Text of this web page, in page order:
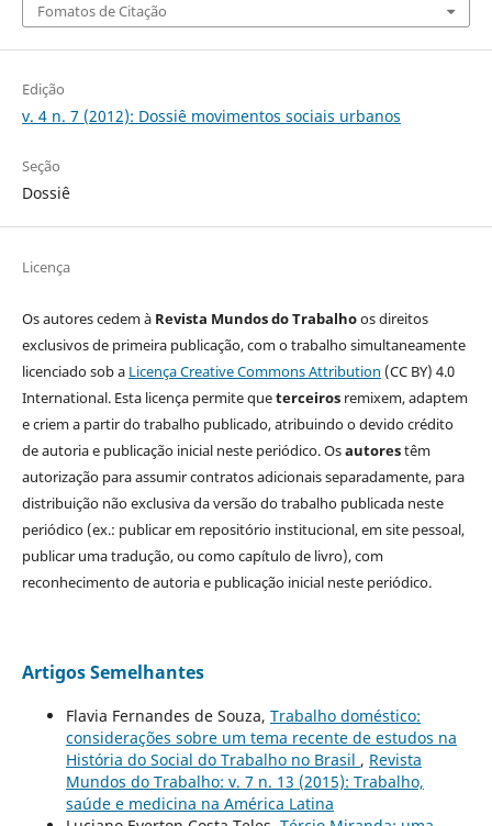
Fomatos de Citação
Edição
v. 4 n. 7 (2012): Dossiê movimentos sociais urbanos
Seção
Dossiê
Licença
Os autores cedem à Revista Mundos do Trabalhoos direitos
exclusivos de primeira publicação, com o trabalho simultaneamente
licenciado sob a Licença Creative Commons Attribution (CC BY) 4.0
International. Esta licença permite queterceirosremixem, adaptem
e criem a partir do trabalho publicado, atribuindo o devido crédito
de autoria e publicação inicial neste periódico. Osautorestêm
autorização para assumir contratos adicionais separadamente, para
distribuição não exclusiva da versão do trabalho publicada neste
periódico (ex.: publicar em repositório institucional, em site pessoal,
publicar uma tradução, ou como capítulo de livro), com
reconhecimento de autoria e publicação inicial neste periódico.
Artigos Semelhantes
Flavia Fernandes de Souza, Trabalho doméstico:
considerações sobre um tema recente de estudos na
História do Social do Trabalho no Brasil , Revista
Mundos do Trabalho: v. 7 n. 13 (2015): Trabalho,
saúde e medicina na América Latina